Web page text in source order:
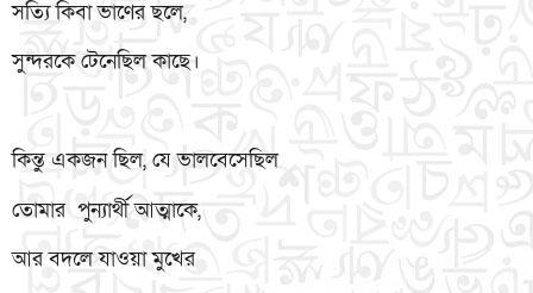
সত্যি কিবা ভাণের ছলে,
সুন্দরকে টেনেছিল কাছে।
কিন্তু একজন ছিল, যে ভালবেসেছিল
তোমার পুন্যার্থী আত্মাকে,
আর বদলে যাওয়া মুখের